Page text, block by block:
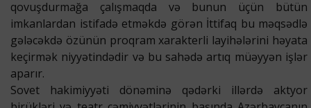
qovuşdurmağa çalışmaqda və bunun üçün bütün
imkanlardan istifadə etməkdə görən İttifaq bu məqsədlə
gələcəkdə özünün proqram xarakterli layihələrini həyata
keçirmək niyyətindədir və bu sahədə artıq müəyyən işlər
aparır.
Sovet hakimiyyəti dönəminə qədərki illərdə aktyor